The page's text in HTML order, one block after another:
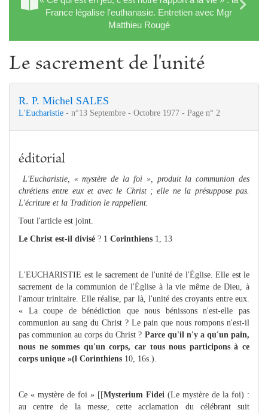
France légalise l'euthanasie. Entretien avec Mgr
Matthieu Rougé
Le sacrement de l'unité
R. P. Michel SALES
L'Eucharistie - n°13 Septembre - Octobre 1977 - Page n° 2
éditorial
L'Eucharistie, « mystère de la foi », produit la communion des
chrétiens entre eux et avec le Christ ; elle ne la présuppose pas.
L'écriture et la Tradition le rappellent.
Tout l'article est joint.
Le Christ est-il divisé ? 1 Corinthiens 1, 13
L'EUCHARISTIE est le sacrement de l'unité de l'Église. Elle est le
sacrement de la communion de l'Église à la vie même de Dieu, à
l'amour trinitaire. Elle réalise, par là, l'unité des croyants entre eux.
« La coupe de bénédiction que nous bénissons n'est-elle pas
communion au sang du Christ ? Le pain que nous rompons n'est-il
pas communion au corps du Christ ? Parce qu'il n'y a qu'un pain,
nous ne sommes qu'un corps, car tous nous participons à ce
corps unique »(l Corinthiens 10, 16s.).
Ce « mystère de foi » [[Mysterium Fidei (Le mystère de la foi) :
au centre de la messe, cette acclamation du célébrant suit